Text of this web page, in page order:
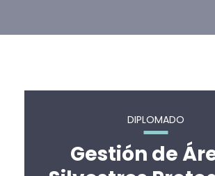
DIPLOMADO
Gestión de